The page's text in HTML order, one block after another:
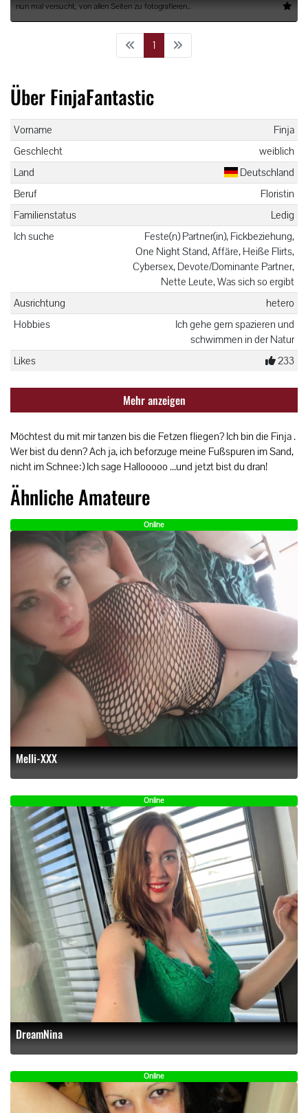
nun mal versucht, von allen Seiten zu fotografieren..
1
Über FinjaFantastic
Vorname
Finja
Geschlecht
weiblich
Land
Deutschland
Beruf
Floristin
Familienstatus
Ledig
Ich suche
Feste(n) Partner(in), Fickbeziehung,
One Night Stand, Affäre, Heiße Flirts,
Cybersex, Devote/Dominante Partner,
Nette Leute, Was sich so ergibt
Ausrichtung
hetero
Hobbies
Ich gehe gern spazieren und
schwimmen in der Natur
Likes
233
Mehr anzeigen
Möchtest du mit mir tanzen bis die Fetzen fliegen? Ich bin die Finja .
Wer bist du denn? Ach ja, ich beforzuge meine Fußspuren im Sand,
nicht im Schnee:) Ich sage Hallooooo ...und jetzt bist du dran!
Ähnliche Amateure
Online
Melli-XXX
Online
DreamNina
Online